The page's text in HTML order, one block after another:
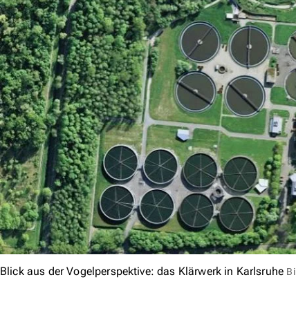
Blick aus der Vogelperspektive: das Klärwerk in Karlsruhe